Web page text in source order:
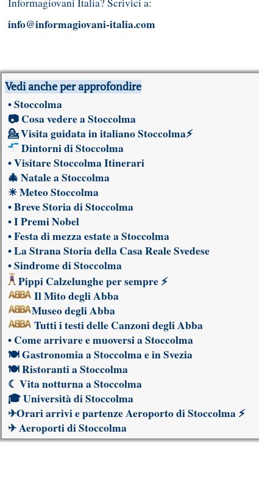
Informagiovani Italia? Scrivici a:
info@informagiovani-italia.com
Vedi anche per approfondire
•Stoccolma
📷 Cosa vedere a Stoccolma
💁Visita guidata in italiano Stoccolma⚡
Dintorni di Stoccolma
•Visitare Stoccolma Itinerari
🎄 Natale a Stoccolma
☀Meteo Stoccolma
•Breve Storia di Stoccolma
•I Premi Nobel
•Festa di mezza estate a Stoccolma
•La Strana Storia della Casa Reale Svedese
•Sindrome di Stoccolma
Pippi Calzelunghe per sempre ⚡
Il Mito degli Abba
Museo degli Abba
Tutti i testi delle Canzoni degli Abba
• Come arrivare e muoversi a Stoccolma
🍽Gastronomia a Stoccolma e in Svezia
🍽Ristoranti a Stoccolma
☾ Vita notturna a Stoccolma
🎓Università di Stoccolma
✈Orari arrivi e partenze Aeroporto di Stoccolma ⚡
✈Aeroporti di Stoccolma